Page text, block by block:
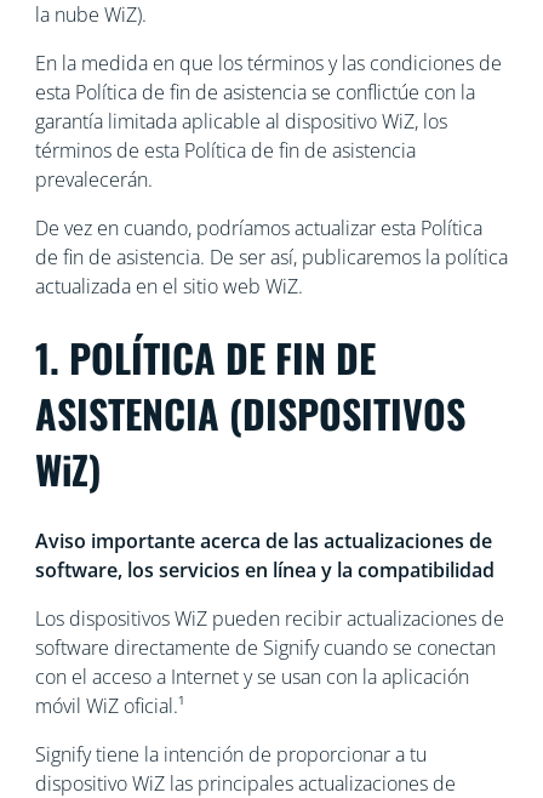
la nube WiZ).
En la medida en que los términos y las condiciones de
esta Política de fin de asistencia se conflictúe con la
garantía limitada aplicable al dispositivo WiZ, los
términos de esta Política de fin de asistencia
prevalecerán.
De vez en cuando, podríamos actualizar esta Política
de fin de asistencia. De ser así, publicaremos la política
actualizada en el sitio web WiZ.
1. POLÍTICA DE FIN DE
ASISTENCIA (DISPOSITIVOS
WiZ)
Aviso importante acerca de las actualizaciones de
software, los servicios en línea y la compatibilidad
Los dispositivos WiZ pueden recibir actualizaciones de
software directamente de Signify cuando se conectan
con el acceso a Internet y se usan con la aplicación
móvil WiZ oficial.¹
Signify tiene la intención de proporcionar a tu
dispositivo WiZ las principales actualizaciones de